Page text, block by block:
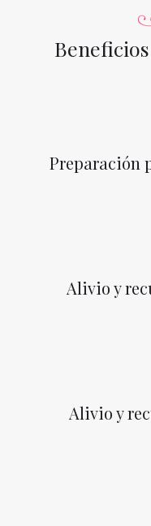
Preparación
Alivio y
Alivio y